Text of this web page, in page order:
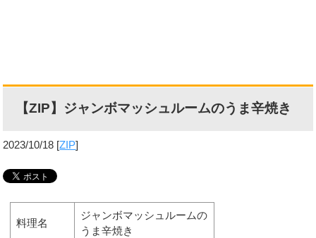
【ZIP】ジャンボマッシュルームのうま辛焼き
2023/10/18 [ZIP]
料理名
ジャンボマッシュルームの
うま辛焼き